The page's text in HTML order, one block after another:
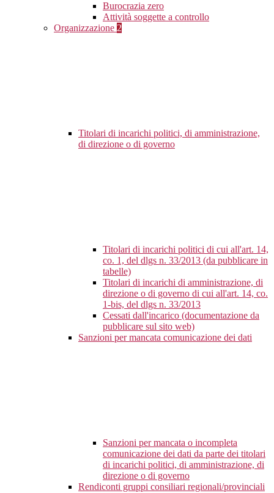
Burocrazia zero
Attività soggette a controllo
Organizzazione 2
Titolari di incarichi politici, di amministrazione,
di direzione o di governo
Titolari di incarichi politici di cui all'art. 14,
co. 1, del dlgs n. 33/2013 (da pubblicare in
tabelle)
Titolari di incarichi di amministrazione, di
direzione o di governo di cui all'art. 14, co.
1-bis, del dlgs n. 33/2013
Cessati dall'incarico (documentazione da
pubblicare sul sito web)
Sanzioni per mancata comunicazione dei dati
Sanzioni per mancata o incompleta
comunicazione dei dati da parte dei titolari
di incarichi politici, di amministrazione, di
direzione o di governo
Rendiconti gruppi consiliari regionali/provinciali